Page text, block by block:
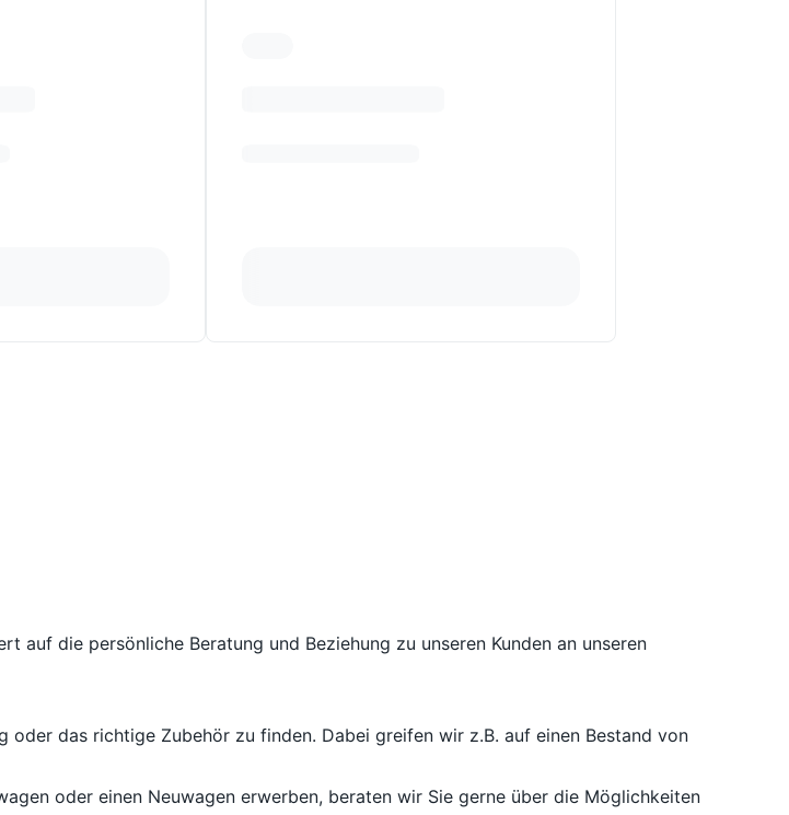
die persönliche Beratung und Beziehung zu unseren Kunden an unseren
das richtige Zubehör zu finden. Dabei greifen wir z.B. auf einen Bestand von
oder einen Neuwagen erwerben, beraten wir Sie gerne über die Möglichkeiten